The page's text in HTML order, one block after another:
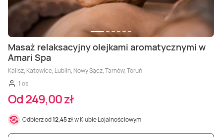
Masaż relaksacyjny olejkami aromatycznymi w
Amari Spa
Kalisz, Katowice, Lublin, Nowy Sącz, Tarnów, Toruń
1 os.
Od 249,00 zł
Odbierz od12,45 złw Klubie Lojalnościowym